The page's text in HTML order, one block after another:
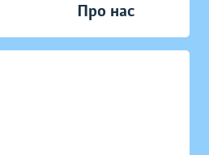
Про нас